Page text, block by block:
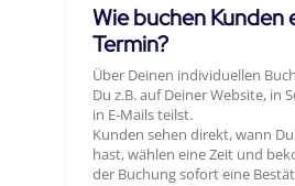
Wie buchen Kunden
Termin?
Über Deinen individuellen
Du z.B. auf Deiner Website, in
in E-Mails teilst.
Kunden sehen direkt, wann
hast, wählen eine Zeit und
der Buchung sofort eine